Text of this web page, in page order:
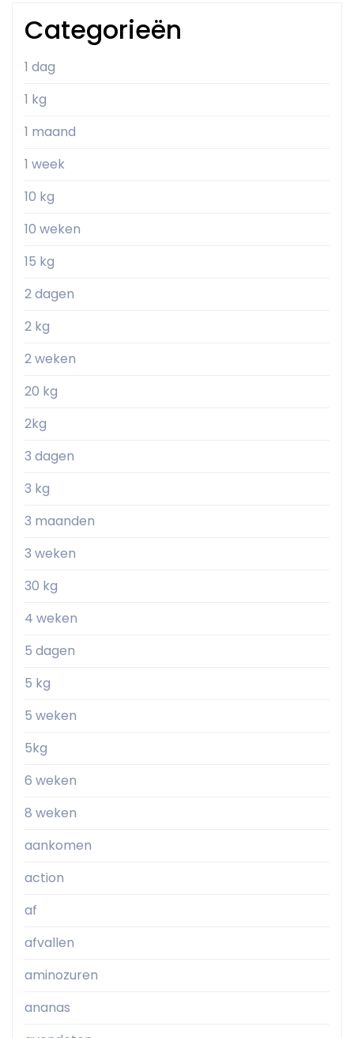
Categorieën
1 dag
1 kg
1 maand
1 week
10 kg
10 weken
15 kg
2 dagen
2 kg
2 weken
20 kg
2kg
3 dagen
3 kg
3 maanden
3 weken
30 kg
4 weken
5 dagen
5 kg
5 weken
5kg
6 weken
8 weken
aankomen
action
af
afvallen
aminozuren
ananas